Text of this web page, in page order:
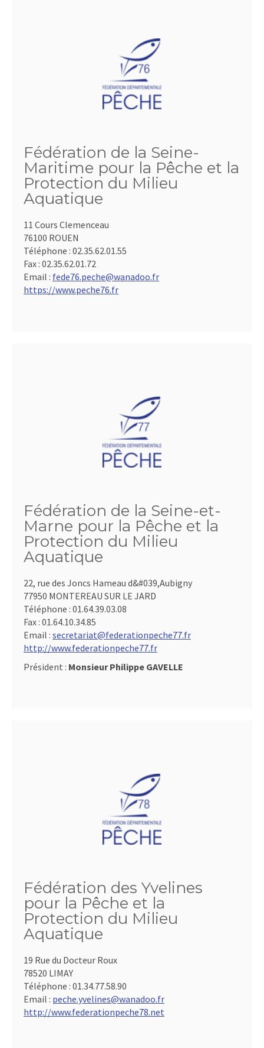
Fédération de la Seine-
Maritime pour la Pêche et la
Protection du Milieu
Aquatique
11 Cours Clemenceau
76100 ROUEN
Téléphone : 02.35.62.01.55
Fax : 02.35.62.01.72
Email : fede76.peche@wanadoo.fr
https://www.peche76.fr
Fédération de la Seine-et-
Marne pour la Pêche et la
Protection du Milieu
Aquatique
22, rue des Joncs Hameau d&#039,Aubigny
77950 MONTEREAU SUR LE JARD
Téléphone : 01.64.39.03.08
Fax : 01.64.10.34.85
Email : secretariat@federationpeche77.fr
http://www.federationpeche77.fr
Président : Monsieur Philippe GAVELLE
Fédération des Yvelines
pour la Pêche et la
Protection du Milieu
Aquatique
19 Rue du Docteur Roux
78520 LIMAY
Téléphone : 01.34.77.58.90
Email : peche.yvelines@wanadoo.fr
http://www.federationpeche78.net